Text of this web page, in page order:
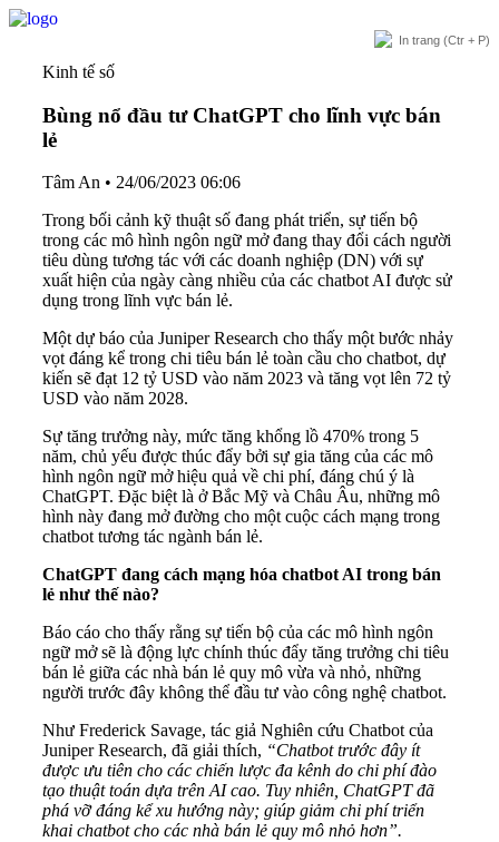
In trang (Ctr + P)
Kinh tế số
Bùng nổ đầu tư ChatGPT cho lĩnh vực bán
lẻ
Tâm An • 24/06/2023 06:06
Trong bối cảnh kỹ thuật số đang phát triển, sự tiến bộ
trong các mô hình ngôn ngữ mở đang thay đổi cách người
tiêu dùng tương tác với các doanh nghiệp (DN) với sự
xuất hiện của ngày càng nhiều của các chatbot AI được sử
dụng trong lĩnh vực bán lẻ.
Một dự báo của Juniper Research cho thấy một bước nhảy
vọt đáng kể trong chi tiêu bán lẻ toàn cầu cho chatbot, dự
kiến sẽ đạt 12 tỷ USD vào năm 2023 và tăng vọt lên 72 tỷ
USD vào năm 2028.
Sự tăng trưởng này, mức tăng khổng lồ 470% trong 5
năm, chủ yếu được thúc đẩy bởi sự gia tăng của các mô
hình ngôn ngữ mở hiệu quả về chi phí, đáng chú ý là
ChatGPT. Đặc biệt là ở Bắc Mỹ và Châu Âu, những mô
hình này đang mở đường cho một cuộc cách mạng trong
chatbot tương tác ngành bán lẻ.
ChatGPT đang cách mạng hóa chatbot AI trong bán
lẻ như thế nào?
Báo cáo cho thấy rằng sự tiến bộ của các mô hình ngôn
ngữ mở sẽ là động lực chính thúc đẩy tăng trưởng chi tiêu
bán lẻ giữa các nhà bán lẻ quy mô vừa và nhỏ, những
người trước đây không thể đầu tư vào công nghệ chatbot.
Như Frederick Savage, tác giả Nghiên cứu Chatbot của
Juniper Research, đã giải thích, “Chatbot trước đây ít
được ưu tiên cho các chiến lược đa kênh do chi phí đào
tạo thuật toán dựa trên AI cao. Tuy nhiên, ChatGPT đã
phá vỡ đáng kể xu hướng này; giúp giảm chi phí triển
khai chatbot cho các nhà bán lẻ quy mô nhỏ hơn”.